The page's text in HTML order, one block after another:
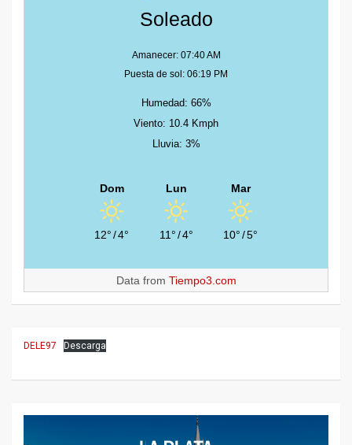
Soleado
Amanecer: 07:40 AM
Puesta de sol: 06:19 PM
Humedad: 66%
Viento: 10.4 Kmph
Lluvia: 3%
Dom
12°/4°
Lun
11°/4°
Mar
10°/5°
Data from Tiempo3.com
DELE97 Descarga